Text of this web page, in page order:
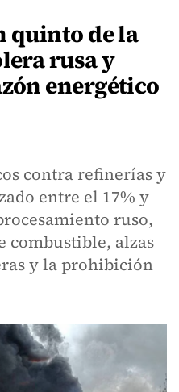
quinto de la
rusa y
energético
contra refinerías y
entre el 17% y
ruso,
combustible, alzas
y la prohibición